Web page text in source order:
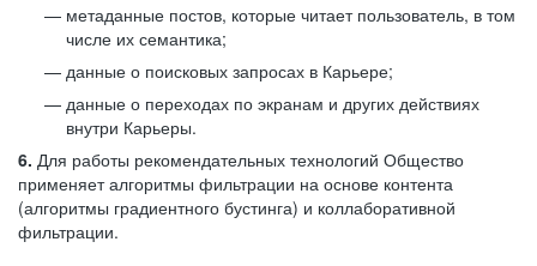
метаданные постов, которые читает пользователь, в том
числе их семантика;
данные о поисковых запросах в Карьере;
данные о переходах по экранам и других действиях
внутри Карьеры.
6. Для работы рекомендательных технологий Общество
применяет алгоритмы фильтрации на основе контента
(алгоритмы градиентного бустинга) и коллаборативной
фильтрации.